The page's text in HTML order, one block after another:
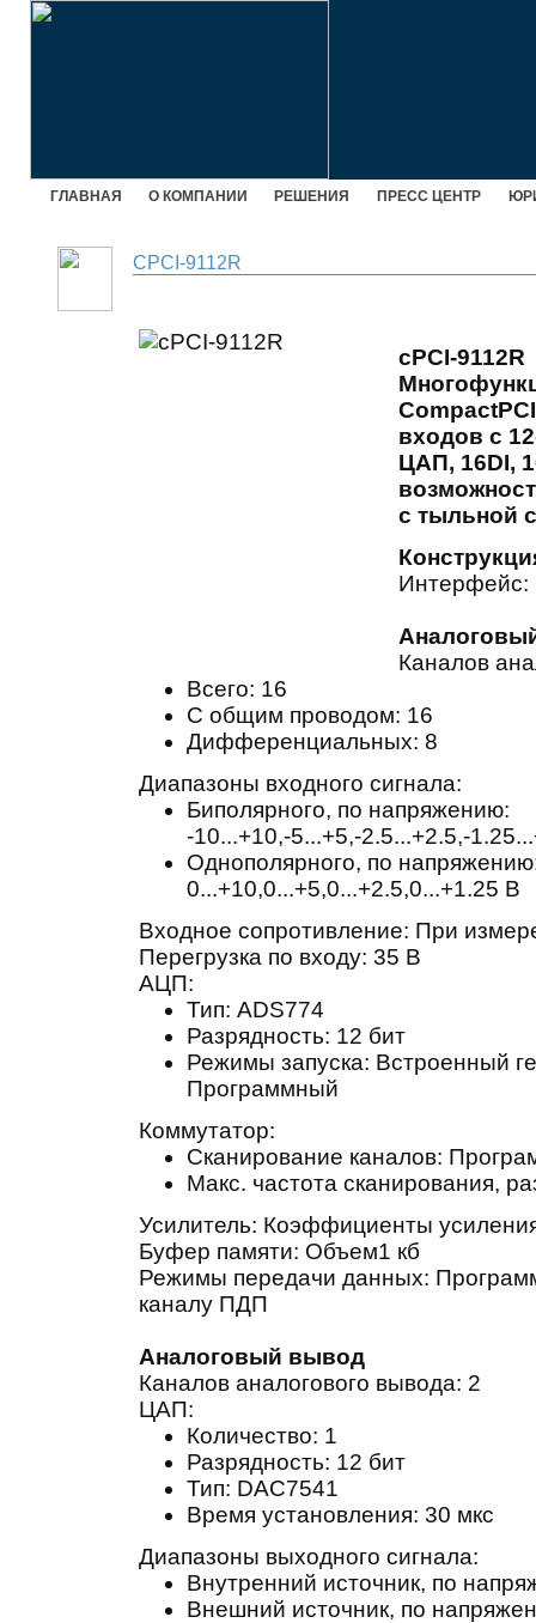
ГЛАВНАЯ О КОМПАНИИ РЕШЕНИЯ ПРЕСС ЦЕНТР
CPCI-9112R
cPCI-9112R
входов с
ЦАП, 16DI,
с тыльной
Интерфейс:
Каналов
Всего: 16
C общим проводом: 16
Дифференциальных: 8
Диапазоны входного сигнала:
Биполярного, по напряжению:
-10...+10,-5...+5,-2.5...+2.5,-
Однополярного, по
0...+10,0...+5,0...+2.5,0...+1.25 В
Входное сопротивление: При
Перегрузка по входу: 35 В
АЦП:
Тип: ADS774
Разрядность: 12 бит
Режимы запуска: Встроенный
Программный
Коммутатор:
Сканирование каналов:
Макс. частота сканирования,
Усилитель: Коэффициенты
Буфер памяти: Объем1 кб
Режимы передачи данных:
каналу ПДП
Аналоговый вывод
Каналов аналогового вывода: 2
ЦАП:
Количество: 1
Разрядность: 12 бит
Тип: DAC7541
Время установления: 30 мкс
Диапазоны выходного сигнала:
Внутренний источник, по
Внешний источник, по